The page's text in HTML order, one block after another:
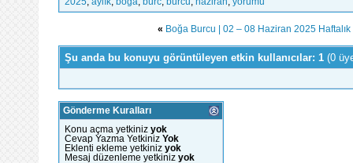
« Boğa Burcu | 02 – 08 Haziran 2025 Haftalık
Şu anda bu konuyu görüntüleyen etkin kullanıcılar: 1 (0
Gönderme Kuralları
Konu açma yetkiniz yok
Cevap Yazma Yetkiniz Yok
Eklenti ekleme yetkiniz yok
Mesaj düzenleme yetkiniz yok